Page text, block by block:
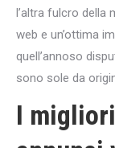
l’altra fulcro della
web e un’ottima
quell’annoso
sono sole da
I